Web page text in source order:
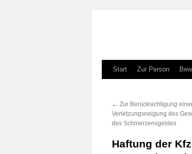
Zum
springen
Start Zur Person
← Zur Berücksichtigung
Verletzungsneigung des
des Schmerzensgeldes
Haftung der